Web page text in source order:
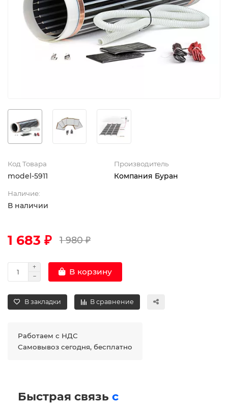
Код Товара
model-5911
Производитель
Компания Буран
Наличие:
В наличии
1 683 ₽ 1 980 ₽
В корзину
В закладки В сравнение
Работаем с НДС
Самовывоз сегодня, бесплатно
Быстрая связь с